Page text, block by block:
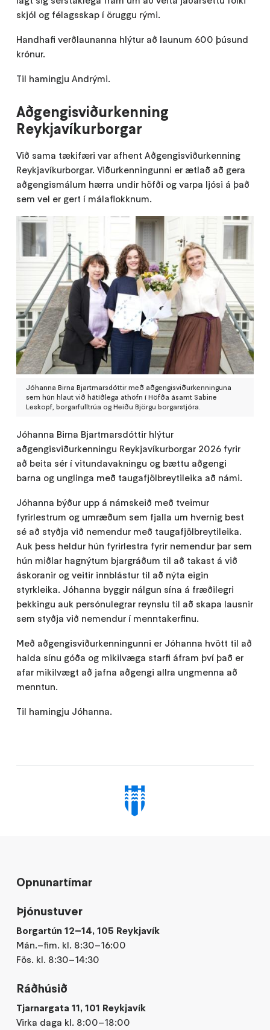
skjól og félagsskap í öruggu rými.
Handhafi verðlaunanna hlýtur að launum 600 þúsund
krónur.
Til hamingju Andrými.
Aðgengisviðurkenning
Reykjavíkurborgar
Við sama tækifæri var afhent Aðgengisviðurkenning
Reykjavíkurborgar. Viðurkenningunni er ætlað að gera
aðgengismálum hærra undir höfði og varpa ljósi á það
sem vel er gert í málaflokknum.
Jóhanna Birna Bjartmarsdóttir með aðgengisviðurkenninguna
sem hún hlaut við hátíðlega athöfn í Höfða ásamt Sabine
Leskopf, borgarfulltrúa og Heiðu Björgu borgarstjóra.
Jóhanna Birna Bjartmarsdóttir hlýtur
aðgengisviðurkenningu Reykjavíkurborgar 2026 fyrir
að beita sér í vitundavakningu og bættu aðgengi
barna og unglinga með taugafjölbreytileika að námi.
Jóhanna býður upp á námskeið með tveimur
fyrirlestrum og umræðum sem fjalla um hvernig best
sé að styðja við nemendur með taugafjölbreytileika.
Auk þess heldur hún fyrirlestra fyrir nemendur þar sem
hún miðlar hagnýtum bjargráðum til að takast á við
áskoranir og veitir innblástur til að nýta eigin
styrkleika. Jóhanna byggir nálgun sína á fræðilegri
þekkingu auk persónulegrar reynslu til að skapa lausnir
sem styðja við nemendur í menntakerfinu.
Með aðgengisviðurkenningunni er Jóhanna hvött til að
halda sínu góða og mikilvæga starfi áfram því það er
afar mikilvægt að jafna aðgengi allra ungmenna að
menntun.
Til hamingju Jóhanna.
Opnunartímar
Þjónustuver
Borgartún 12–14, 105 Reykjavík
Mán.–fim. kl. 8:30–16:00
Fös. kl. 8:30–14:30
Ráðhúsið
Tjarnargata 11, 101 Reykjavík
Virka daga kl. 8:00–18:00